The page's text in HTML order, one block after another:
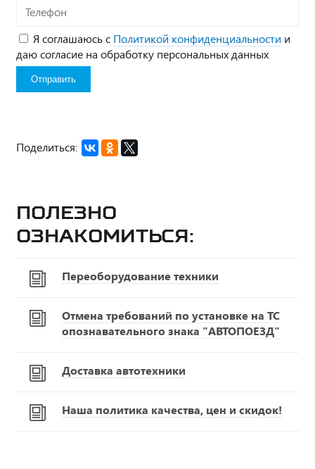
Телефон
Я соглашаюсь с Политикой конфиденциальности и
даю согласие на обработку персональных данных
Поделиться:
Полезно
ознакомиться:
Переоборудование техники
Отмена требований по установке на ТС
опознавательного знака "АВТОПОЕЗД"
Доставка автотехники
Наша политика качества, цен и скидок!